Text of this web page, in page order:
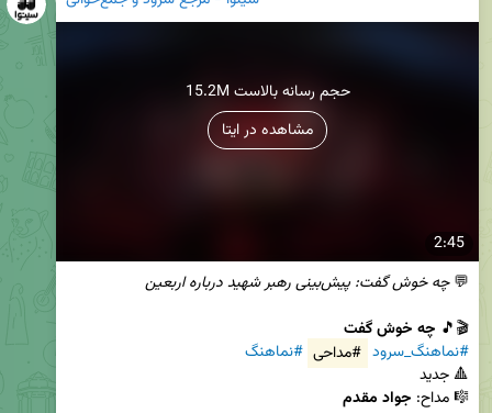
2:45
15.2M حجم رسانه بالاست
مشاهده در ایتا
💬 چه خوش گفت: پیش‌بینی رهبر شهید درباره اربعین
🎬🎵 چه خوش گفت
#نماهنگ_سرود #مداحی #نماهنگ
🎼 مداح: جواد مقدم